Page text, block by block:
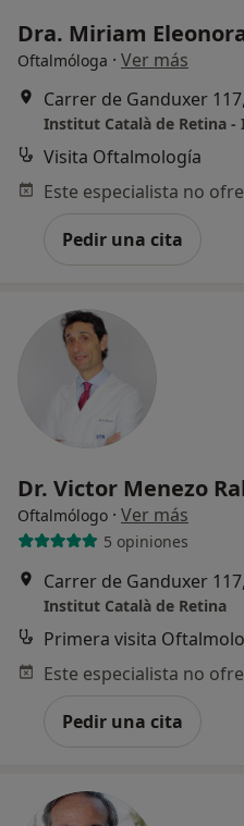
Dra. Miriam
Oftalmóloga · Ver más
Carrer de Ganduxer
Institut Català de Retina -
Visita Oftalmología
Pedir una cita
Dr. Victor Menezo
Oftalmólogo · Ver más
5 opiniones
Carrer de Ganduxer
Institut Català de Retina
Primera visita
Pedir una cita
¿Alguna vez has
o chatbot de IA
sobre un tema
psicológico?
Sí, una vez